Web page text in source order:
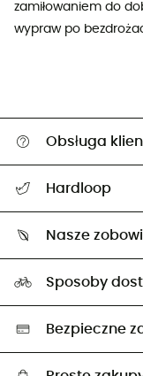
zamiłowaniem do
wypraw po
Obsługa
Śledzenie przesyłki
Zwrot artykułów i zwrot
Hardloop
Ambasadorzy
Nasze
Neutralność węglowa
Wybrane produkty eko
Sposoby
Bezpieczne